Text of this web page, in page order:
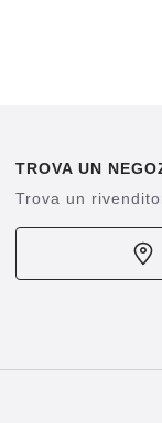
TROVA UN
Trova un